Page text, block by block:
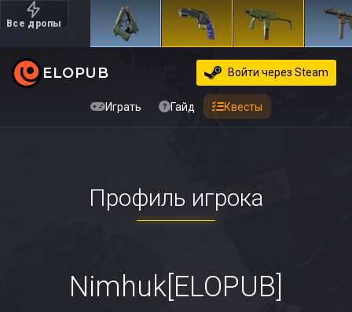
Все дропы
Дорогие
ELOPUB
Играть Гайд Квесты
Войти через Steam
Профиль игрока
Nimhuk[ELOPUB]